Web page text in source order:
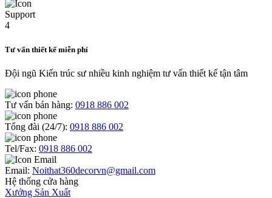
Tư vấn thiết kế miễn phí
Đội ngũ Kiến trúc sư nhiều kinh nghiệm tư vấn thiết kế tận tâm
Tư vấn bán hàng: 0918 886 002
Tổng đài (24/7): 0918 886 002
Tel/Fax: 0918 886 002
Email: Noithat360decorvn@gmail.com
Hệ thống cửa hàng
Xưởng Sản Xuất